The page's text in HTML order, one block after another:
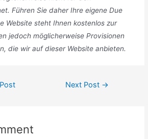
Führen Sie daher Ihre eigene Due
Website steht Ihnen kostenlos zur
jedoch möglicherweise Provisionen
die wir auf dieser Website anbieten.
Next Post →